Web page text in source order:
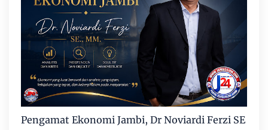
Pengamat Ekonomi Jambi, Dr Noviardi Ferzi SE